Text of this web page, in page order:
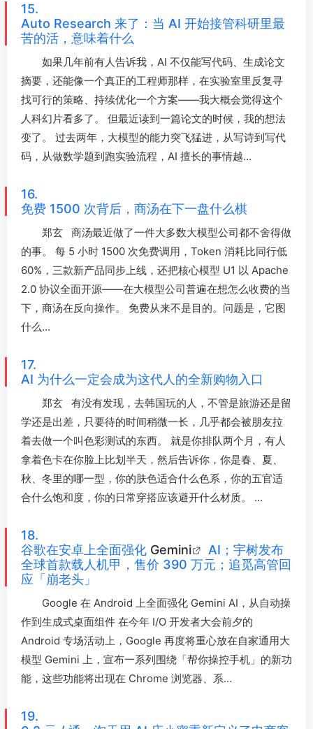
15.
Auto Research 来了：当 AI 开始接管科研里最
苦的活，意味着什么
如果几年前有人告诉我，AI 不仅能写代码、生成论文
摘要，还能像一个真正的工程师那样，在实验室里反复寻
找可行的策略、持续优化一个方案——我大概会觉得这个
人科幻片看多了。 但最近读到一篇论文的时候，我的想法
变了。 过去两年，大模型的能力突飞猛进，从写诗到写代
码，从做数学题到跑实验流程，AI 擅长的事情越…
16.
免费 1500 次背后，商汤在下一盘什么棋
郑玄 商汤最近做了一件大多数大模型公司都不舍得做
的事。 每 5 小时 1500 次免费调用，Token 消耗比同行低
60%，三款新产品同步上线，还把核心模型 U1 以 Apache
2.0 协议全面开源——在大模型公司普遍在想怎么收费的当
下，商汤在反向操作。 免费从来不是目的。问题是，它图
什么…
17.
AI 为什么一定会成为这代人的全新购物入口
郑玄 有没有发现，去韩国玩的人，不管是旅游还是留
学还是出差，只要待的时间稍微一长，几乎都会被朋友拉
着去做一个叫色彩测试的东西。 就是你排队两个月，有人
拿着色卡在你脸上比划半天，然后告诉你，你是春、夏、
秋、冬里的哪一型，你的肤色适合什么色系，你的五官适
合什么饱和度，你的日常穿搭应该避开什么材质。 …
18.
谷歌在安卓上全面强化 Gemini
AI；宇树发布
全球首款载人机甲，售价 390 万元；追觅高管回
应「崩老头」
Google 在 Android 上全面强化 Gemini AI，从自动操
作到生成式桌面组件 在今年 I/O 开发者大会前夕的
Android 专场活动上，Google 再度将重心放在自家通用大
模型 Gemini 上，宣布一系列围绕「帮你操控手机」的新功
能，这些功能将出现在 Chrome 浏览器、系…
19.